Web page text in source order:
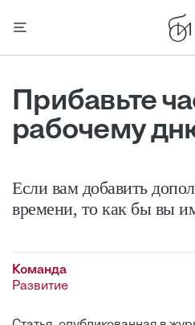
Прибавьте
рабочему
Если вам добавить
времени, то как бы вы
Команда
Развитие